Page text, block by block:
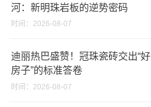
河：新明珠岩板的逆势密码
时间：2026-08-07
迪丽热巴盛赞！冠珠瓷砖交出“好
房子”的标准答卷
时间：2026-08-07